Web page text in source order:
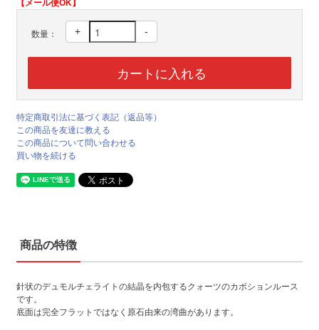
【メール便OK】
数量： + -
特定商取引法に基づく表記（返品等）
この商品を友達に教える
この商品について問い合わせる
買い物を続ける
商品の特徴
針状のデュモルチェライトの結晶を内包するクォーツのカボションルース
です。
底面は完全フラットではなく原石由来の湾曲があります。